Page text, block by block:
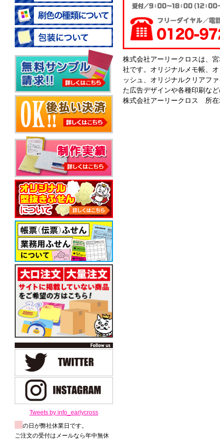
Tweets by info_earlycross
の日が弊社休業日です。
ご注文の受付はメールなら年中無休
株式会社アーリークロスは、
社です。オリジナルメモ帳、
ッシュ、オリジナルクリアフ
た広告デザインや各種印刷な
株式会社アーリークロス 所在